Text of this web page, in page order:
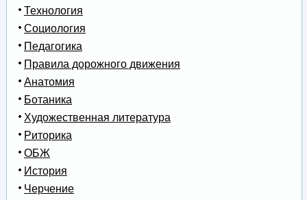
Технология
Социология
Педагогика
Правила дорожного движения
Анатомия
Ботаника
Художественная литература
Риторика
ОБЖ
История
Черчение